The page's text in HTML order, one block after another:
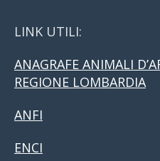
LINK UTILI:
ANAGRAFE ANIMALI
REGIONE LOMBARDIA
ANFI
ENCI